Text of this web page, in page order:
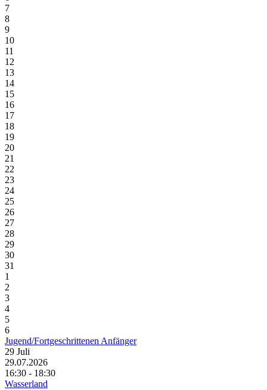
7
8
9
10
11
12
13
14
15
16
17
18
19
20
21
22
23
24
25
26
27
28
29
30
31
1
2
3
4
5
6
Jugend/Fortgeschrittenen Anfänger
29 Juli
29.07.2026
16:30 - 18:30
Wasserland